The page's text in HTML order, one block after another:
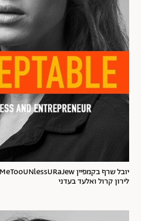
לירון קרול ואלעד בעדני